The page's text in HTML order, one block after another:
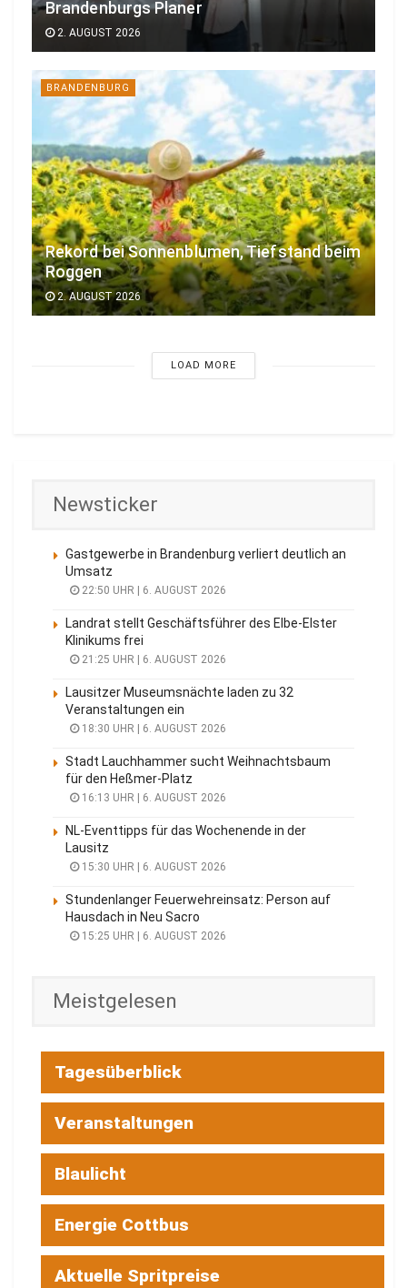
Brandenburgs Planer
2. AUGUST 2026
BRANDENBURG
Rekord bei Sonnenblumen, Tiefstand beim
Roggen
2. AUGUST 2026
LOAD MORE
Newsticker
Gastgewerbe in Brandenburg verliert deutlich an
Umsatz
22:50 UHR | 6. AUGUST 2026
Landrat stellt Geschäftsführer des Elbe-Elster
Klinikums frei
21:25 UHR | 6. AUGUST 2026
Lausitzer Museumsnächte laden zu 32
Veranstaltungen ein
18:30 UHR | 6. AUGUST 2026
Stadt Lauchhammer sucht Weihnachtsbaum
für den Heßmer-Platz
16:13 UHR | 6. AUGUST 2026
NL-Eventtipps für das Wochenende in der
Lausitz
15:30 UHR | 6. AUGUST 2026
Stundenlanger Feuerwehreinsatz: Person auf
Hausdach in Neu Sacro
15:25 UHR | 6. AUGUST 2026
Meistgelesen
Tagesüberblick
Veranstaltungen
Blaulicht
Energie Cottbus
Aktuelle Spritpreise